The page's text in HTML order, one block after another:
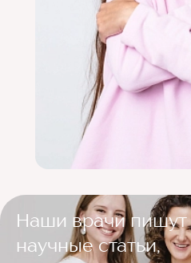
Наши врачи пишут
научные статьи,